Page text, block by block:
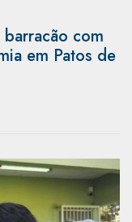
com
em Patos de